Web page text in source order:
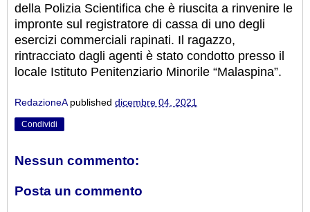
della Polizia Scientifica che è riuscita a rinvenire le
impronte sul registratore di cassa di uno degli
esercizi commerciali rapinati. Il ragazzo,
rintracciato dagli agenti è stato condotto presso il
locale Istituto Penitenziario Minorile “Malaspina”.
RedazioneA published dicembre 04, 2021
Condividi
Nessun commento:
Posta un commento